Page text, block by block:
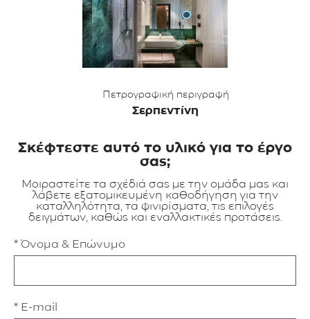
Πετρογραφική περιγραφή
Σερπεντίνη
Σκέφτεστε αυτό το υλικό για το έργο
σας;
Μοιραστείτε τα σχέδιά σας με την ομάδα μας και
λάβετε εξατομικευμένη καθοδήγηση για την
καταλληλότητα, τα φινιρίσματα, τις επιλογές
δειγμάτων, καθώς και εναλλακτικές προτάσεις.
* Όνομα & Επώνυμο
* E-mail